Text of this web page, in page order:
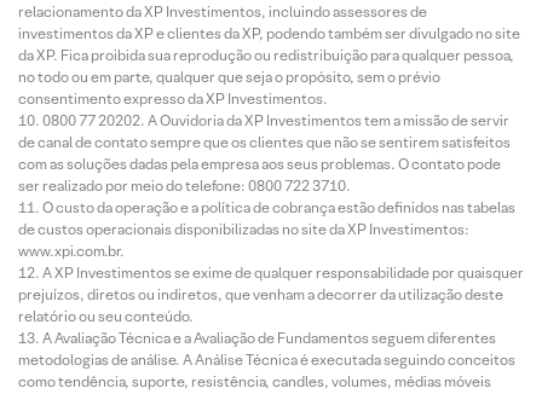
relacionamento da XP Investimentos, incluindo assessores de
investimentos da XP e clientes da XP, podendo também ser divulgado no site
da XP. Fica proibida sua reprodução ou redistribuição para qualquer pessoa,
no todo ou em parte, qualquer que seja o propósito, sem o prévio
consentimento expresso da XP Investimentos.
0800 77 20202. A Ouvidoria da XP Investimentos tem a missão de servir
de canal de contato sempre que os clientes que não se sentirem satisfeitos
com as soluções dadas pela empresa aos seus problemas. O contato pode
ser realizado por meio do telefone: 0800 722 3710.
O custo da operação e a política de cobrança estão definidos nas tabelas
de custos operacionais disponibilizadas no site da XP Investimentos:
www.xpi.com.br.
A XP Investimentos se exime de qualquer responsabilidade por quaisquer
prejuízos, diretos ou indiretos, que venham a decorrer da utilização deste
relatório ou seu conteúdo.
A Avaliação Técnica e a Avaliação de Fundamentos seguem diferentes
metodologias de análise. A Análise Técnica é executada seguindo conceitos
como tendência, suporte, resistência, candles, volumes, médias móveis